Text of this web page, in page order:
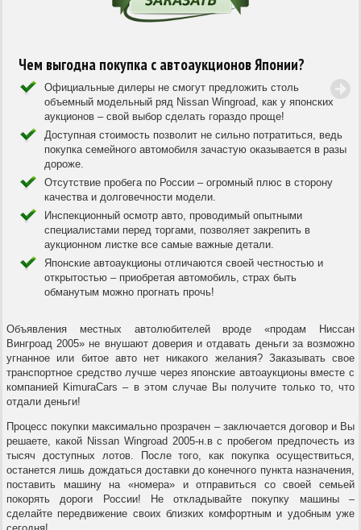
Чем выгодна покупка с автоаукционов Японии?
Официальные дилеры не смогут предложить столь
объемный модельный ряд Nissan Wingroad, как у японских
аукционов – свой выбор сделать гораздо проще!
Доступная стоимость позволит не сильно потратиться, ведь
покупка семейного автомобиля зачастую оказывается в разы
дороже.
Отсутствие пробега по России – огромный плюс в сторону
качества и долговечности модели.
Инспекционный осмотр авто, проводимый опытными
специалистами перед торгами, позволяет закрепить в
аукционном листке все самые важные детали.
Японские автоаукционы отличаются своей честностью и
открытостью – приобретая автомобиль, страх быть
обманутым можно прогнать прочь!
Объявления местных автолюбителей вроде «продам Ниссан
Вингроад 2005» не внушают доверия и отдавать деньги за возможно
угнанное или битое авто нет никакого желания? Заказывать свое
транспортное средство лучше через японские автоаукционы вместе с
компанией KimuraCars – в этом случае Вы получите только то, что
отдали деньги!
Процесс покупки максимально прозрачен – заключается договор и Вы
решаете, какой Nissan Wingroad 2005-н.в с пробегом предпочесть из
тысяч доступных лотов. После того, как покупка осуществиться,
останется лишь дождаться доставки до конечного пункта назначения,
поставить машину на «номера» и отправиться со своей семьей
покорять дороги России! Не откладывайте покупку машины –
сделайте передвижение своих близких комфортным и удобным уже